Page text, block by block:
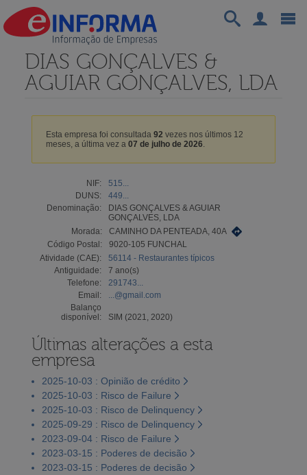
DIAS GONÇALVES &
AGUIAR GONÇALVES, LDA
Esta empresa foi consultada 92 vezes nos últimos 12
meses, a última vez a 07 de julho de 2026.
NIF:
515...
DUNS:
449...
Denominação:
DIAS GONÇALVES & AGUIAR
GONÇALVES, LDA
Morada:
CAMINHO DA PENTEADA, 40A
Código Postal:
9020-105 FUNCHAL
Atividade (CAE):
56114 - Restaurantes típicos
Antiguidade:
7 ano(s)
Telefone:
291743...
Email:
...@gmail.com
Balanço
disponível:
SIM (2021, 2020)
Últimas alterações a esta
empresa
2025-10-03 : Opinião de crédito
2025-10-03 : Risco de Failure
2025-10-03 : Risco de Delinquency
2025-09-29 : Risco de Delinquency
2023-09-04 : Risco de Failure
2023-03-15 : Poderes de decisão
2023-03-15 : Poderes de decisão